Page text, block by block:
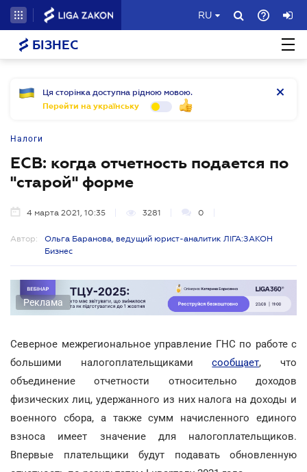
RU
БІЗНЕС
Ця сторінка доступна рідною мовою.
Перейти на українську
Налоги
ЕСВ: когда отчетность подается по
"старой" форме
4 марта 2021, 10:35 3281 0
Автор:
Ольга Баранова, ведущий юрист-аналитик ЛІГА:ЗАКОН
Бизнес
Реклама
Северное межрегиональное управление ГНС по работе с
большими налогоплательщикамисообщает, что
объединение отчетности относительно доходов
физических лиц, удержанного из них налога на доходы и
военного сбора, а также сумм начисленного единого
взноса имеет значение для налогоплательщиков.
Впервые плательщики будут подавать обновленную